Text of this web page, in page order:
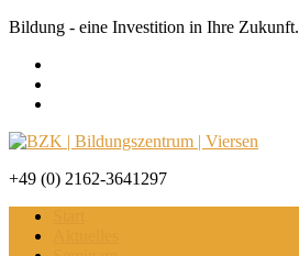
Bildung - eine Investition in Ihre Zukunft.
+49 (0) 2162-3641297